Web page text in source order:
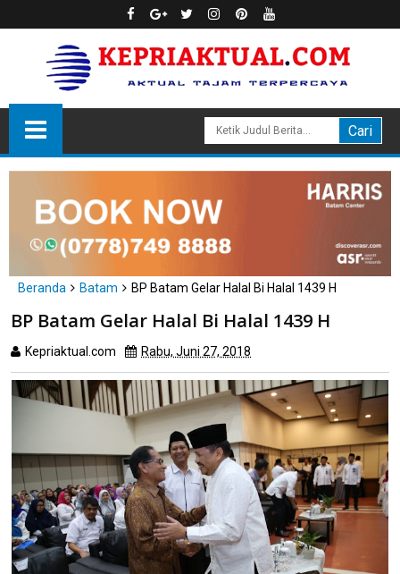
Beranda Batam BP Batam Gelar Halal Bi Halal 1439 H
BP Batam Gelar Halal Bi Halal 1439 H
Kepriaktual.com Rabu, Juni 27, 2018